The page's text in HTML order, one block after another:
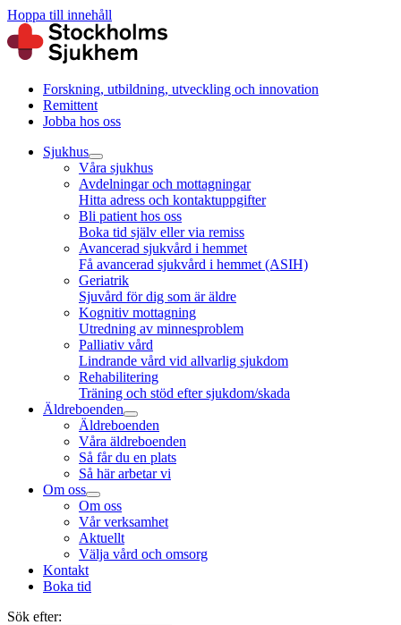
Hoppa till innehåll
Forskning, utbildning, utveckling och innovation
Remittent
Jobba hos oss
Sjukhus
Våra sjukhus
Avdelningar och mottagningar
Hitta adress och kontaktuppgifter
Bli patient hos oss
Boka tid själv eller via remiss
Avancerad sjukvård i hemmet
Få avancerad sjukvård i hemmet (ASIH)
Geriatrik
Sjuvård för dig som är äldre
Kognitiv mottagning
Utredning av minnesproblem
Palliativ vård
Lindrande vård vid allvarlig sjukdom
Rehabilitering
Träning och stöd efter sjukdom/skada
Äldreboenden
Äldreboenden
Våra äldreboenden
Så får du en plats
Så här arbetar vi
Om oss
Om oss
Vår verksamhet
Aktuellt
Välja vård och omsorg
Kontakt
Boka tid
Sök efter: